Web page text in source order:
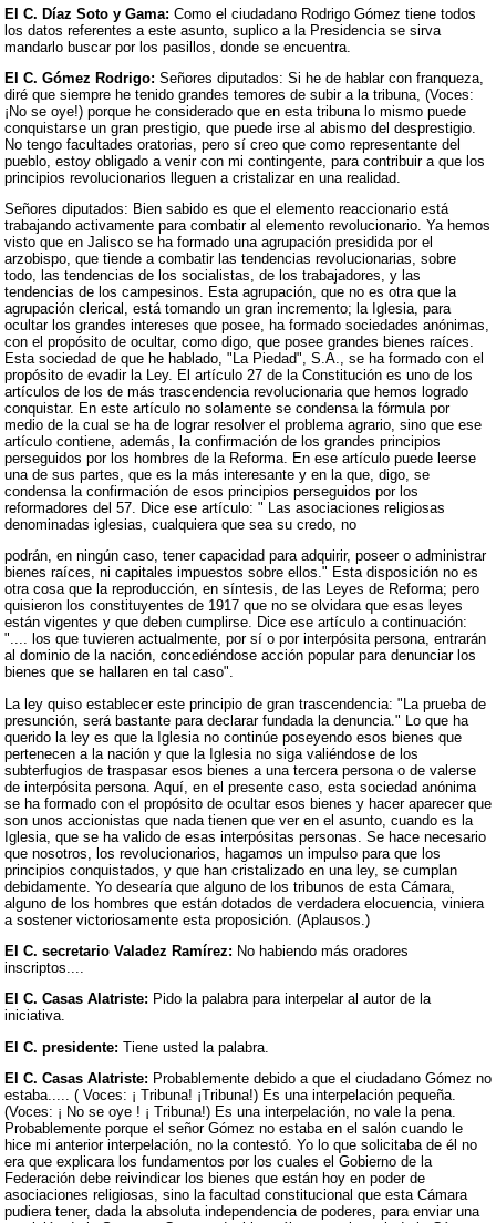
El C. Díaz Soto y Gama: Como el ciudadano Rodrigo Gómez tiene todos
los datos referentes a este asunto, suplico a la Presidencia se sirva
mandarlo buscar por los pasillos, donde se encuentra.
El C. Gómez Rodrigo: Señores diputados: Si he de hablar con franqueza,
diré que siempre he tenido grandes temores de subir a la tribuna, (Voces:
¡No se oye!) porque he considerado que en esta tribuna lo mismo puede
conquistarse un gran prestigio, que puede irse al abismo del desprestigio.
No tengo facultades oratorias, pero sí creo que como representante del
pueblo, estoy obligado a venir con mi contingente, para contribuir a que los
principios revolucionarios lleguen a cristalizar en una realidad.
Señores diputados: Bien sabido es que el elemento reaccionario está
trabajando activamente para combatir al elemento revolucionario. Ya hemos
visto que en Jalisco se ha formado una agrupación presidida por el
arzobispo, que tiende a combatir las tendencias revolucionarias, sobre
todo, las tendencias de los socialistas, de los trabajadores, y las
tendencias de los campesinos. Esta agrupación, que no es otra que la
agrupación clerical, está tomando un gran incremento; la Iglesia, para
ocultar los grandes intereses que posee, ha formado sociedades anónimas,
con el propósito de ocultar, como digo, que posee grandes bienes raíces.
Esta sociedad de que he hablado, "La Piedad", S.A., se ha formado con el
propósito de evadir la Ley. El artículo 27 de la Constitución es uno de los
artículos de los de más trascendencia revolucionaria que hemos logrado
conquistar. En este artículo no solamente se condensa la fórmula por
medio de la cual se ha de lograr resolver el problema agrario, sino que ese
artículo contiene, además, la confirmación de los grandes principios
perseguidos por los hombres de la Reforma. En ese artículo puede leerse
una de sus partes, que es la más interesante y en la que, digo, se
condensa la confirmación de esos principios perseguidos por los
reformadores del 57. Dice ese artículo: " Las asociaciones religiosas
denominadas iglesias, cualquiera que sea su credo, no
podrán, en ningún caso, tener capacidad para adquirir, poseer o administrar
bienes raíces, ni capitales impuestos sobre ellos." Esta disposición no es
otra cosa que la reproducción, en síntesis, de las Leyes de Reforma; pero
quisieron los constituyentes de 1917 que no se olvidara que esas leyes
están vigentes y que deben cumplirse. Dice ese artículo a continuación:
".... los que tuvieren actualmente, por sí o por interpósita persona, entrarán
al dominio de la nación, concediéndose acción popular para denunciar los
bienes que se hallaren en tal caso".
La ley quiso establecer este principio de gran trascendencia: "La prueba de
presunción, será bastante para declarar fundada la denuncia." Lo que ha
querido la ley es que la Iglesia no continúe poseyendo esos bienes que
pertenecen a la nación y que la Iglesia no siga valiéndose de los
subterfugios de traspasar esos bienes a una tercera persona o de valerse
de interpósita persona. Aquí, en el presente caso, esta sociedad anónima
se ha formado con el propósito de ocultar esos bienes y hacer aparecer que
son unos accionistas que nada tienen que ver en el asunto, cuando es la
Iglesia, que se ha valido de esas interpósitas personas. Se hace necesario
que nosotros, los revolucionarios, hagamos un impulso para que los
principios conquistados, y que han cristalizado en una ley, se cumplan
debidamente. Yo desearía que alguno de los tribunos de esta Cámara,
alguno de los hombres que están dotados de verdadera elocuencia, viniera
a sostener victoriosamente esta proposición. (Aplausos.)
El C. secretario Valadez Ramírez: No habiendo más oradores
inscriptos....
El C. Casas Alatriste: Pido la palabra para interpelar al autor de la
iniciativa.
El C. presidente: Tiene usted la palabra.
El C. Casas Alatriste: Probablemente debido a que el ciudadano Gómez no
estaba..... ( Voces: ¡ Tribuna! ¡Tribuna!) Es una interpelación pequeña.
(Voces: ¡ No se oye ! ¡ Tribuna!) Es una interpelación, no vale la pena.
Probablemente porque el señor Gómez no estaba en el salón cuando le
hice mi anterior interpelación, no la contestó. Yo lo que solicitaba de él no
era que explicara los fundamentos por los cuales el Gobierno de la
Federación debe reivindicar los bienes que están hoy en poder de
asociaciones religiosas, sino la facultad constitucional que esta Cámara
pudiera tener, dada la absoluta independencia de poderes, para enviar una